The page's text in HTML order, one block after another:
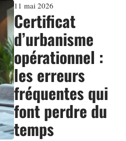
11 mai 2026
Certificat
d’urbanisme
opérationnel :
les erreurs
fréquentes qui
font perdre du
temps